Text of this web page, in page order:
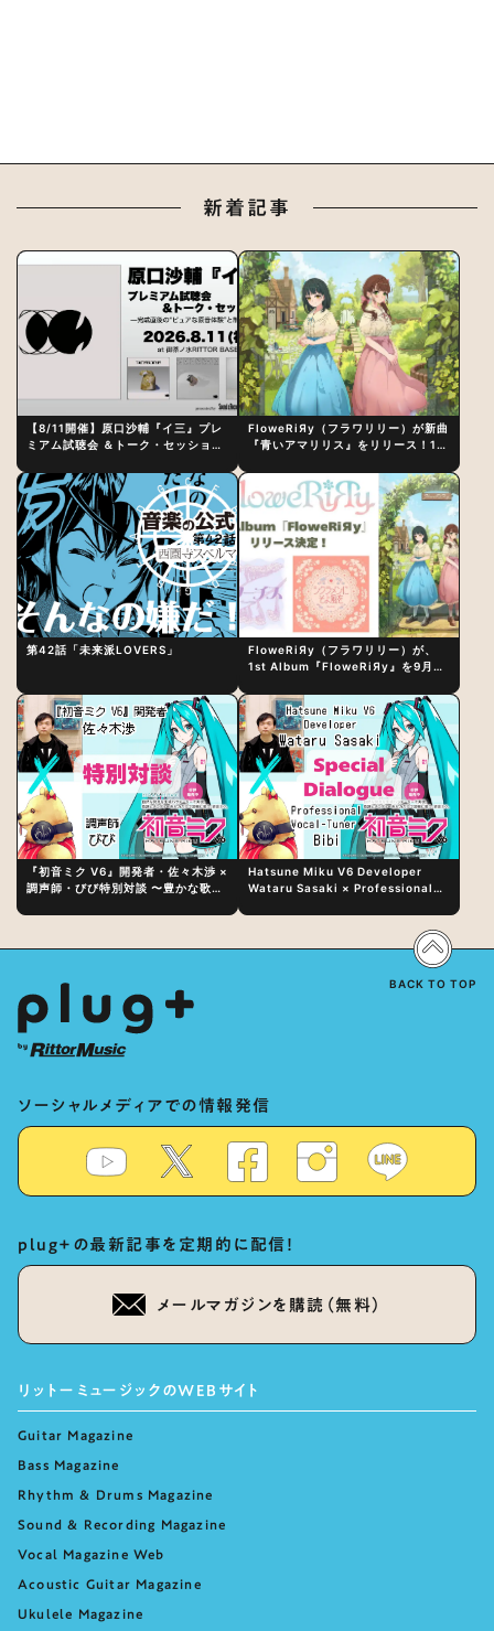
新着記事
【8/11開催】原口沙輔『イ三』プレ
ミアム試聴会 ＆トーク・セッション
制作秘話
FloweRiЯy（フラワリリー）が新曲
『青いアマリリス』をリリース！1st
第42話「未来派LOVERS」
FloweRiЯy（フラワリリー）が、
1st Album『FloweRiЯy』を9月23
『初音ミク V6』開発者・佐々木渉 ×
調声師・びび特別対談 〜豊かな歌声
Hatsune Miku V6 Developer
Wataru Sasaki × Professional
Vocal Expression Lies in “Love
for the singing characters” and
ソーシャルメディアでの情報発信
plug+の最新記事を定期的に配信！
メールマガジンを購読（無料）
リットーミュージックのWEBサイト
Guitar Magazine
Bass Magazine
Rhythm & Drums Magazine
Sound & Recording Magazine
Vocal Magazine Web
Acoustic Guitar Magazine
Ukulele Magazine
BACK TO TOP